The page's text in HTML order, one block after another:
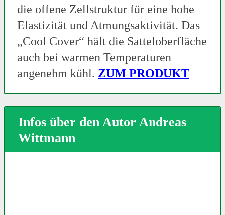
die offene Zellstruktur für eine hohe
Elastizität und Atmungsaktivität. Das
„Cool Cover“ hält die Satteloberfläche
auch bei warmen Temperaturen
angenehm kühl. ZUM PRODUKT
Infos über den Autor Andreas
Wittmann